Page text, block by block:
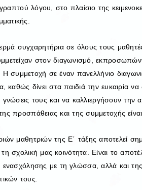
λόγου, στο πλαίσιο της
συγχαρητήρια σε όλους τους
στον διαγωνισμό,
Η συμμετοχή σε έναν πανελλήνιο
καθώς δίνει στα παιδιά την ευκαιρία
γνώσεις τους και να καλλιεργήσουν την
προσπάθειας και της συμμετοχής
μαθητριών της Ε΄ τάξης αποτελεί
σχολική μας κοινότητα. Είναι το
ενασχόλησης με τη γλώσσα, αλλά και
τους.